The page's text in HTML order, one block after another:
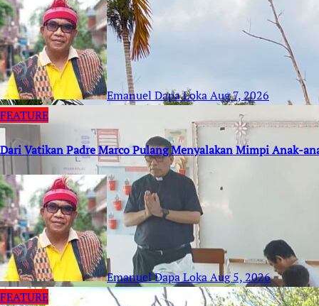
Emanuel Dapa LokaAug 7, 2026
FEATURE
Dari Vatikan Padre Marco Pulang Menyalakan Mimpi Anak-
Emanuel Dapa LokaAug 5, 2026
FEATURE